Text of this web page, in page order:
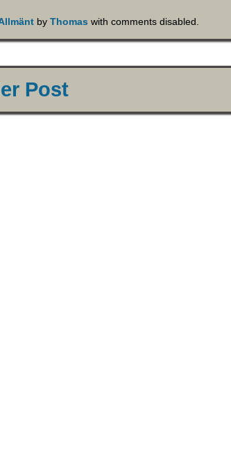
byThomas withcomments disabled
Post